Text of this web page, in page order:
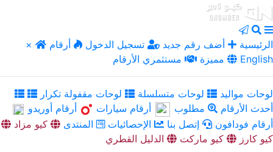
× الرئيسية أضف رقم جديد تسجيل الدخول
أرقام
مميزة
مستثمري الأرقام English
لوحات مواليد لوحات متسلسلة
لوحات مقفولة تكرار
أحدث الأرقام
مطلوب أرقام سيارات
أرقام أوريدو
أرقام فودافون
إتصل بنا الإحصائيات المنتدى
كيو مزاد
كيو كارز
كيو ماركت الدليل القطري